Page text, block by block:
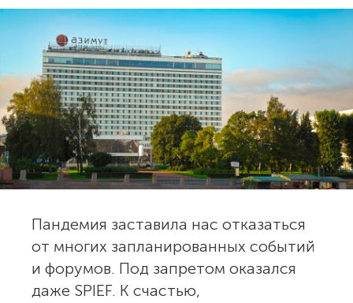
Пандемия заставила нас отказаться
от многих запланированных событий
и форумов. Под запретом оказался
даже SPIEF. К счастью,